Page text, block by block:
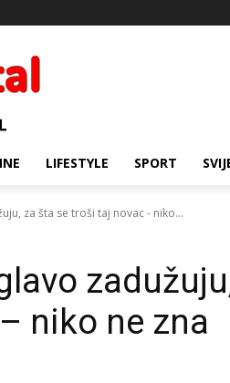
LIFESTYLE SPORT
za šta se troši taj novac - niko...
niko ne zna